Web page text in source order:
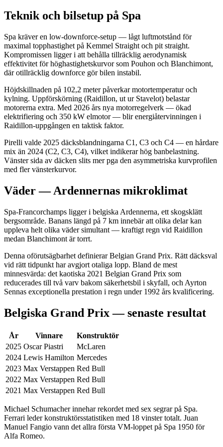
Teknik och bilsetup på Spa
Spa kräver en low-downforce-setup — lågt luftmotstånd för
maximal topphastighet på Kemmel Straight och pit straight.
Kompromissen ligger i att behålla tillräcklig aerodynamisk
effektivitet för höghastighetskurvor som Pouhon och Blanchimont,
där otillräcklig downforce gör bilen instabil.
Höjdskillnaden på 102,2 meter påverkar motortemperatur och
kylning. Uppförskörning (Raidillon, ut ur Stavelot) belastar
motorerna extra. Med 2026 års nya motorregelverk — ökad
elektrifiering och 350 kW elmotor — blir energiåtervinningen i
Raidillon-uppgången en taktisk faktor.
Pirelli valde 2025 däcksblandningarna C1, C3 och C4 — en hårdare
mix än 2024 (C2, C3, C4), vilket indikerar hög banbelastning.
Vänster sida av däcken slits mer pga den asymmetriska kurvprofilen
med fler vänsterkurvor.
Väder — Ardennernas mikroklimat
Spa-Francorchamps ligger i belgiska Ardennerna, ett skogsklätt
bergsområde. Banans längd på 7 km innebär att olika delar kan
uppleva helt olika väder simultant — kraftigt regn vid Raidillon
medan Blanchimont är torrt.
Denna oförutsägbarhet definierar Belgian Grand Prix. Rätt däcksval
vid rätt tidpunkt har avgjort otaliga lopp. Bland de mest
minnesvärda: det kaotiska 2021 Belgian Grand Prix som
reducerades till två varv bakom säkerhetsbil i skyfall, och Ayrton
Sennas exceptionella prestation i regn under 1992 års kvalificering.
Belgiska Grand Prix — senaste resultat
År Vinnare
Konstruktör
2025 Oscar Piastri
McLaren
2024 Lewis Hamilton Mercedes
2023 Max Verstappen Red Bull
2022 Max Verstappen Red Bull
2021 Max Verstappen Red Bull
Michael Schumacher innehar rekordet med sex segrar på Spa.
Ferrari leder konstruktörsstatistiken med 18 vinster totalt. Juan
Manuel Fangio vann det allra första VM-loppet på Spa 1950 för
Alfa Romeo.